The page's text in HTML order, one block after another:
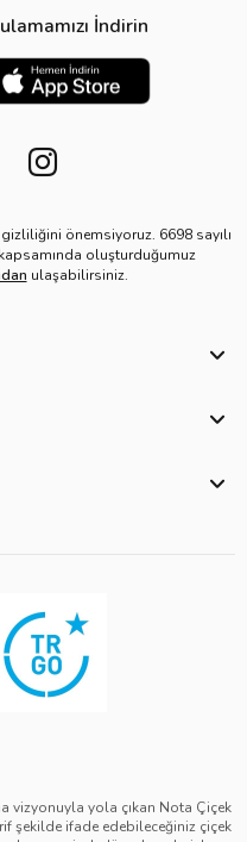
İndirin
önemsiyoruz. 6698 sayılı
oluşturduğumuz
ulaşabilirsiniz.
vizyonuyla yola çıkan Nota Çiçek
şekilde ifade edebileceğiniz çiçek